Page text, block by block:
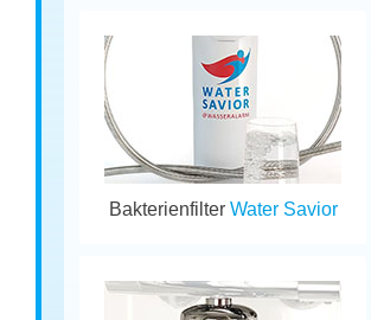
Bakterienfilter Water Savior